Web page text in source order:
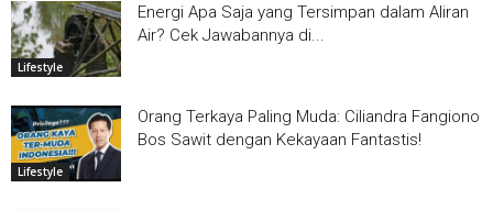
Lifestyle
Energi Apa Saja yang Tersimpan dalam Aliran
Air? Cek Jawabannya di...
Lifestyle
Orang Terkaya Paling Muda: Ciliandra Fangiono
Bos Sawit dengan Kekayaan Fantastis!